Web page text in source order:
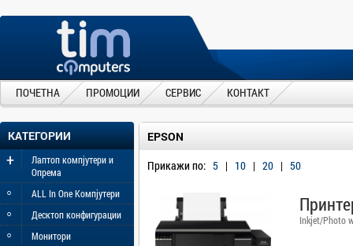
ПОЧЕТНА ПРОМОЦИИ СЕРВИС КОНТАКТ
КАТЕГОРИИ
Лаптоп компјутери и
Опрема
+
ALL In One Компјутери
◦
Десктоп конфигурации
◦
Монитори
◦
EPSON
Прикажи по: 5 | 10 | 20 | 50
Inkjet/Photo